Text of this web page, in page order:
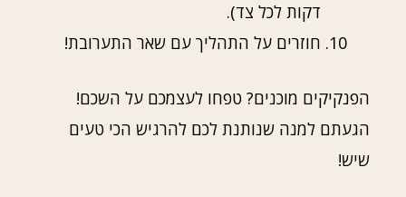
דקות לכל צד).
חוזרים על התהליך עם שאר התערובת!
הפנקיקים מוכנים? טפחו לעצמכם על השכם!
הגעתם למנה שנותנת לכם להרגיש הכי טעים
שיש!